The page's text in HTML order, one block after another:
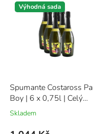
Abecedně
p
u
k
t
ů
Výhodná sada
Spumante Costaross
Boy | 6 x 0,75l | Celý
karton | Serena Wines
Skladem